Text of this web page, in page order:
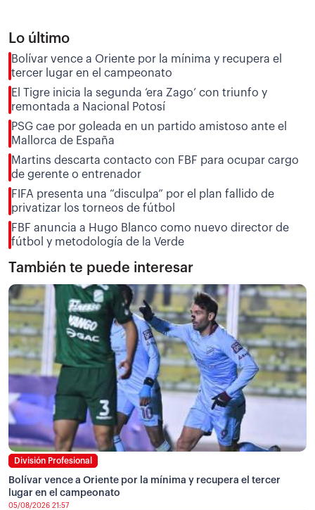
Lo último
Bolívar vence a Oriente por la mínima y recupera el
tercer lugar en el campeonato
El Tigre inicia la segunda ‘era Zago’ con triunfo y
remontada a Nacional Potosí
PSG cae por goleada en un partido amistoso ante el
Mallorca de España
Martins descarta contacto con FBF para ocupar cargo
de gerente o entrenador
FIFA presenta una “disculpa” por el plan fallido de
privatizar los torneos de fútbol
FBF anuncia a Hugo Blanco como nuevo director de
fútbol y metodología de la Verde
También te puede interesar
División Profesional
Bolívar vence a Oriente por la mínima y recupera el tercer
lugar en el campeonato
05/08/2026 21:57